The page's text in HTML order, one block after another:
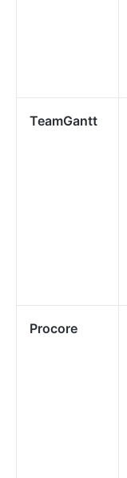
TeamGantt
Procore